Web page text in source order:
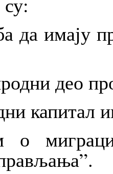
да имају
део
капитал
о